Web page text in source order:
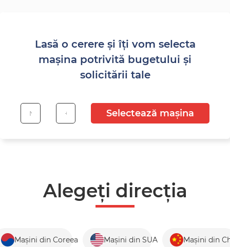
Lasă o cerere și îți vom selecta
mașina potrivită bugetului și
solicitării tale
Selectează mașina
Alegeți direcția
Mașini din Coreea Mașini din SUA Mașini din